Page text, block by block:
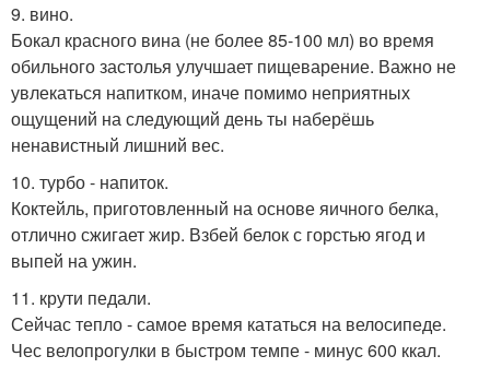
9. вино.
Бокал красного вина (не более 85-100 мл) во время
обильного застолья улучшает пищеварение. Важно не
увлекаться напитком, иначе помимо неприятных
ощущений на следующий день ты наберёшь
ненавистный лишний вес.
10. турбо - напиток.
Коктейль, приготовленный на основе яичного белка,
отлично сжигает жир. Взбей белок с горстью ягод и
выпей на ужин.
11. крути педали.
Сейчас тепло - самое время кататься на велосипеде.
Чес велопрогулки в быстром темпе - минус 600 ккал.